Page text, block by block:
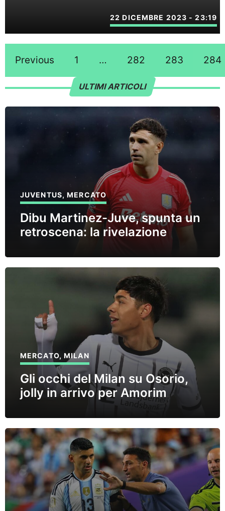
22 DICEMBRE 2023 - 23:19
Previous 1 … 282 283 284
ULTIMI ARTICOLI
JUVENTUS,MERCATO
Dibu Martinez-Juve, spunta un
retroscena: la rivelazione
MERCATO,MILAN
Gli occhi del Milan su Osorio,
jolly in arrivo per Amorim